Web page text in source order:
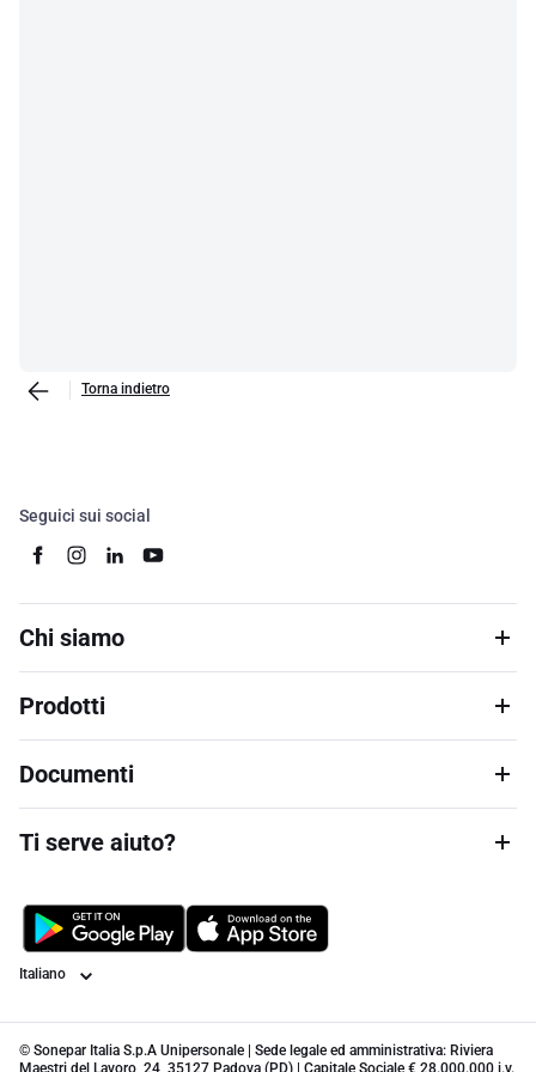
Torna indietro
Seguici sui social
Chi siamo
Prodotti
Documenti
Ti serve aiuto?
Lingua
© Sonepar Italia S.p.A Unipersonale | Sede legale ed amministrativa: Riviera
Maestri del Lavoro, 24, 35127 Padova (PD) | Capitale Sociale € 28.000.000 i.v.